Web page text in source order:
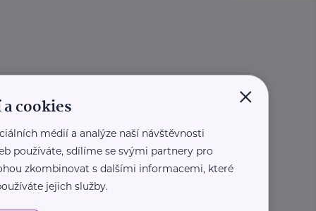
×
cookies
médií a analýze naší návštěvnosti
používáte, sdílíme se svými partnery pro
zkombinovat s dalšími informacemi, které
jejich služby.